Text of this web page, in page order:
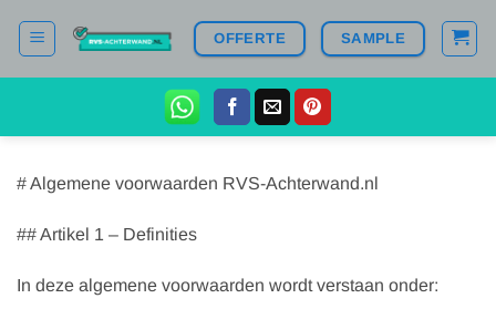
naar
OFFERTE SAMPLE
# Algemene voorwaarden RVS-Achterwand.nl
## Artikel 1 – Definities
In deze algemene voorwaarden wordt verstaan onder: